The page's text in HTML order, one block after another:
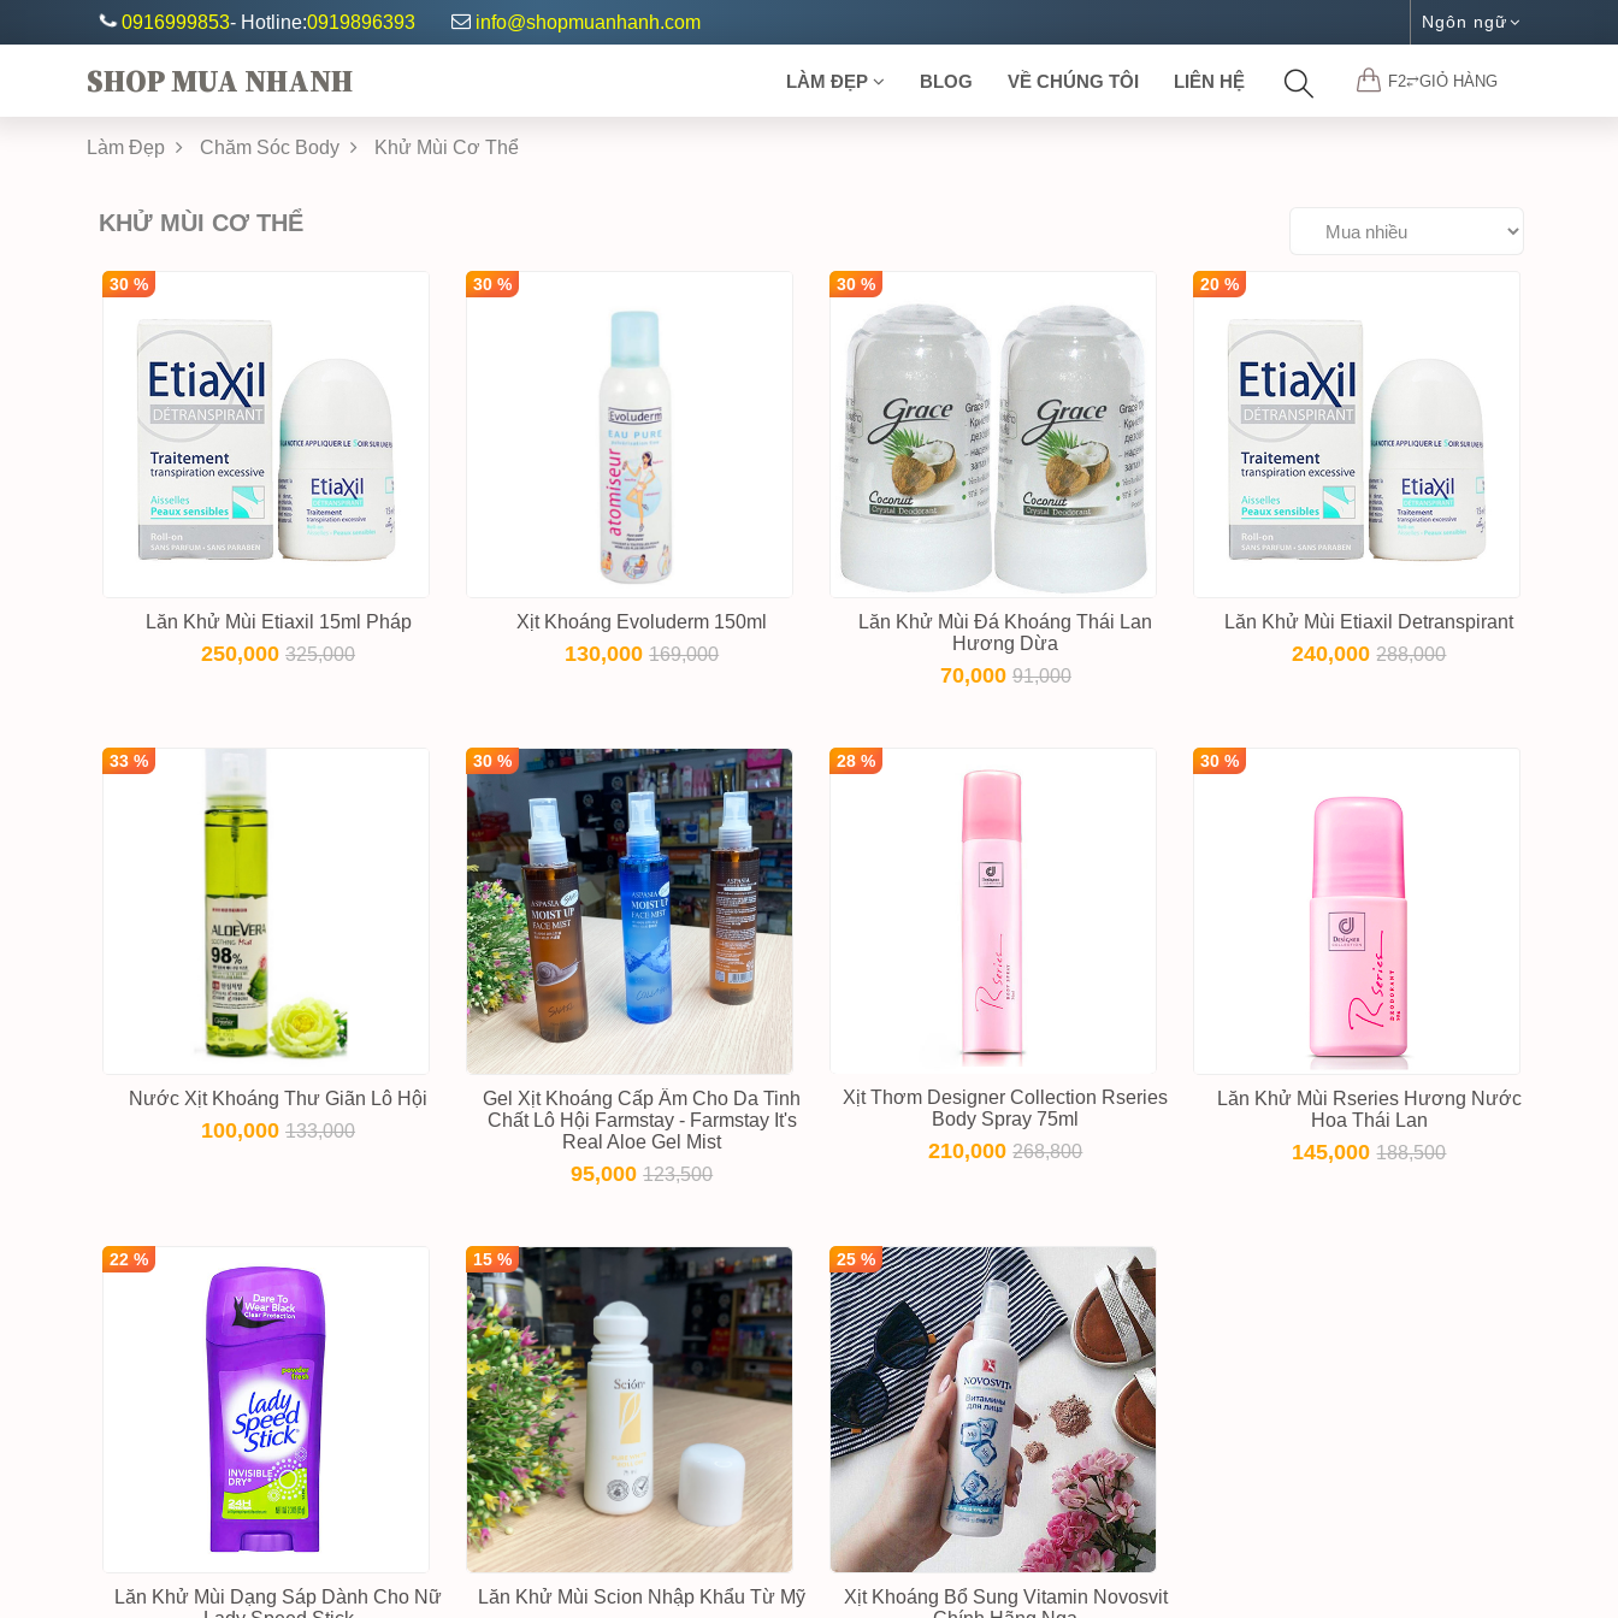
0916999853- Hotline:0919896393 info@shopmuanhanh.com Ngôn ngữ
SHOP MUA NHANH F2⥂GIỎ HÀNG
LÀM ĐẸP BLOG VỀ CHÚNG TÔI LIÊN HỆ
Làm Đẹp Chăm Sóc Body Khử Mùi Cơ Thể
KHỬ MÙI CƠ THỂ
30 %
Lăn Khử Mùi Etiaxil 15ml Pháp
250,000325,000
30 %
Xịt Khoáng Evoluderm 150ml
130,000169,000
30 %
Lăn Khử Mùi Đá Khoáng Thái Lan
Hương Dừa
70,000 91,000
20 %
Lăn Khử Mùi Etiaxil Detranspirant
240,000288,000
33 %
Nước Xịt Khoáng Thư Giãn Lô Hội
100,000133,000
30 %
Gel Xịt Khoáng Cấp Ẩm Cho Da Tinh
Chất Lô Hội Farmstay - Farmstay It's
Real Aloe Gel Mist
95,000123,500
28 %
Xịt Thơm Designer Collection Rseries
Body Spray 75ml
210,000268,800
30 %
Lăn Khử Mùi Rseries Hương Nước
Hoa Thái Lan
145,000188,500
22 %
Lăn Khử Mùi Dạng Sáp Dành Cho Nữ
15 %
Lăn Khử Mùi Scion Nhập Khẩu Từ Mỹ
25 %
Xịt Khoáng Bổ Sung Vitamin Novosvit